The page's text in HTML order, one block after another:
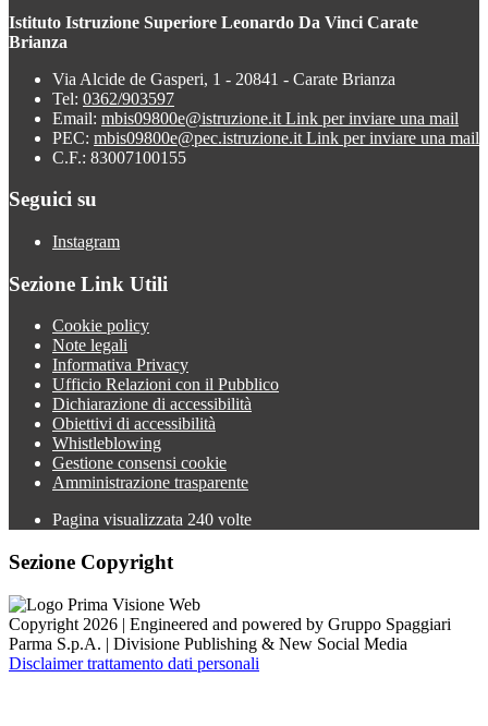
Istituto Istruzione Superiore Leonardo Da Vinci Carate
Brianza
Via Alcide de Gasperi, 1 - 20841 - Carate Brianza
Tel: 0362/903597
Email: mbis09800e@istruzione.it Link per inviare una mail
PEC: mbis09800e@pec.istruzione.it Link per inviare una mail
C.F.: 83007100155
Seguici su
Instagram
Sezione Link Utili
Cookie policy
Note legali
Informativa Privacy
Ufficio Relazioni con il Pubblico
Dichiarazione di accessibilità
Obiettivi di accessibilità
Whistleblowing
Gestione consensi cookie
Amministrazione trasparente
Pagina visualizzata 240 volte
Sezione Copyright
Copyright 2026 | Engineered and powered by Gruppo Spaggiari
Parma S.p.A. | Divisione Publishing & New Social Media
Disclaimer trattamento dati personali